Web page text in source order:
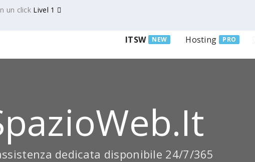
un click Livel 1
ITSW NEW Hosting PRO
dedicata disponibile 24/7/365